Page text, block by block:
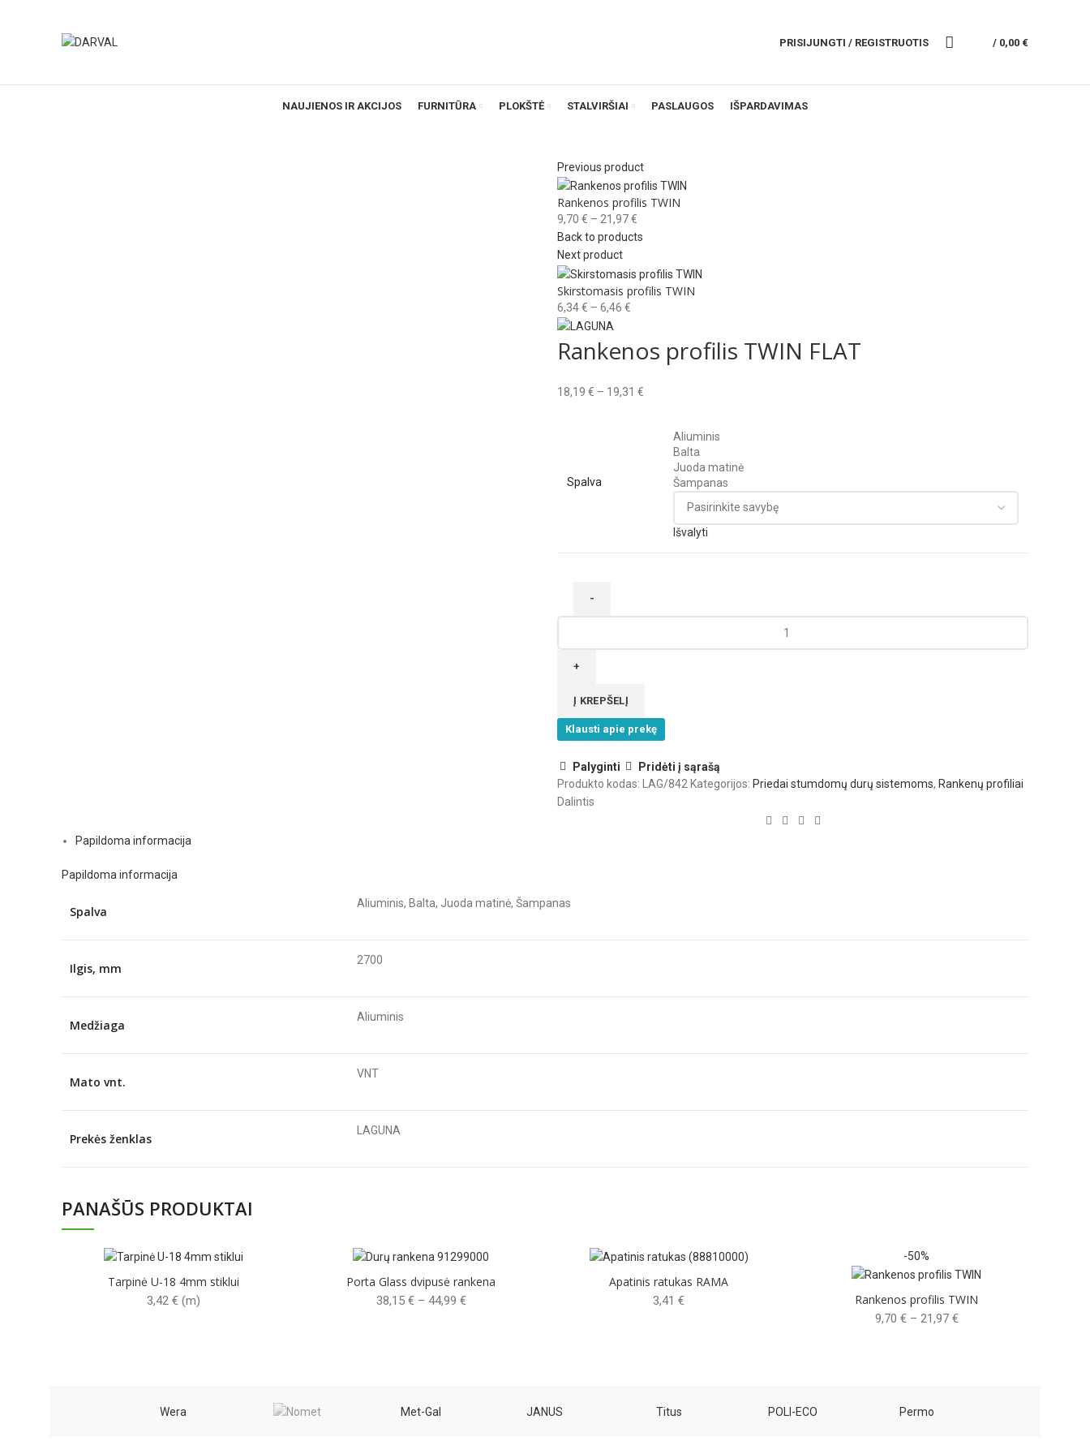
PRISIJUNGTI / REGISTRUOTIS / 0,00 €
NAUJIENOS IR AKCIJOS FURNITŪRA PLOKŠTĖ STALVIRŠIAI PASLAUGOS IŠPARDAVIMAS
Previous product
Rankenos profilis TWIN
9,70 € – 21,97€
range:
through
21,97 €
Back to products
Next product
Skirstomasis profilis TWIN
6,34€ – 6,46 €
through
Rankenos profilis TWIN FLAT
18,19 € – 19,31 €
through
19,31 €
Spalva
Aliuminis
Balta
Juoda matinė
Šampanas
Išvalyti
TWINĮ KREPŠELĮ
Klausti apie prekę
Palyginti
Pridėti į sąrašą
Produkto kodas:
LAG/842 Kategorijos: Priedai stumdomų durų sistemoms, Rankenų profiliai
Dalintis
Papildoma informacija
Papildoma informacija
Spalva
Aliuminis, Balta, Juoda matinė, Šampanas
Ilgis, mm
2700
Medžiaga
Aliuminis
Mato vnt.
VNT
Prekės ženklas
LAGUNA
PANAŠŪS PRODUKTAI
Tarpinė U-18 4mm stiklui
3,42 € (m)
Porta Glass dvipusė rankena
38,15 € – 44,99 €Price
Apatinis ratukas RAMA
3,41€
-50%
Rankenos profilis TWIN
9,70 € – 21,97 €Price
Wera Met-Gal JANUS Titus POLI-ECO Permo